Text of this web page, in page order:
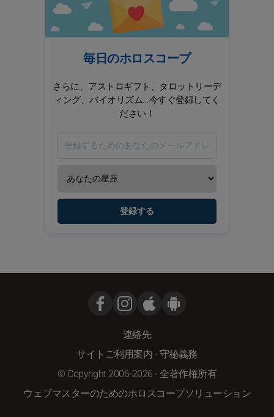
毎日のホロスコープ
さらに、アストロギフト、タロットリーデ
ィング、バイオリズム...今すぐ登録してく
ださい！
登録する
連絡先
サイトご利用案内-守秘義務
© Copyright 2006-2026 - 全著作権所有
ウェブマスターのためのホロスコープソリューション